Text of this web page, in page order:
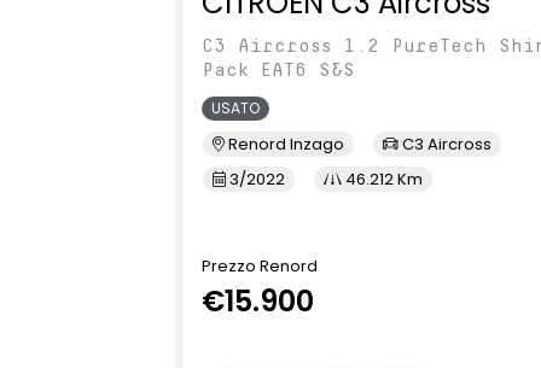
C3 Aircross 1.2 PureTech
Pack EAT6 S&S
USATO
Renord Inzago
C3 Aircross
3/2022
46.212 Km
Prezzo Renord
€15.900